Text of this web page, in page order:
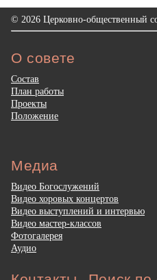
© 2026 Церковно-общественный
О совете
Состав
План работы
Проекты
Положение
Медиа
Видео Богослужений
Видео хоровых концертов
Видео выступлений и интервью
Видео мастер-классов
Фотогалерея
Аудио